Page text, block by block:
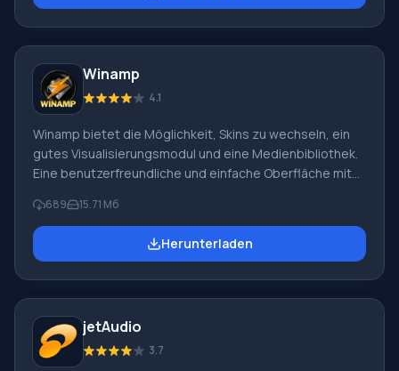
Programmfunktionen: Kunden, die die Gelegenheit
hatten, mit
Winamp
4.1
Winamp bietet die Möglichkeit, Skins zu wechseln, ein
gutes Visualisierungsmodul und eine Medienbibliothek.
Eine benutzerfreundliche und einfache Oberfläche mit
Kernfunktionen der Winamp-Playlist. Mediendateien
können problemlos aus der Winamp-Bibliothek oder
dem Windows Explorer in die Playlist zur Wiedergabe
Multimedia-Bibliothek. Reco
689 15.71 Мб
Herunterladen
jetAudio
3.7